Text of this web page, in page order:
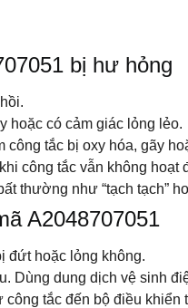
bị hư hỏng
hoặc có cảm giác lỏng lẻo.
công tắc bị oxy hóa, gãy
công tắc vẫn không hoạt
thường như “tạch tạch”
A2048707051
đứt hoặc lỏng không.
Dùng dung dịch vệ sinh
tắc đến bộ điều